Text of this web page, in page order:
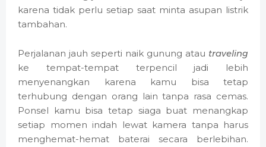
karena tidak perlu setiap saat minta asupan listrik
tambahan.
Perjalanan jauh seperti naik gunung atau traveling
ke tempat-tempat terpencil jadi lebih
menyenangkan karena kamu bisa tetap
terhubung dengan orang lain tanpa rasa cemas.
Ponsel kamu bisa tetap siaga buat menangkap
setiap momen indah lewat kamera tanpa harus
menghemat-hemat baterai secara berlebihan.